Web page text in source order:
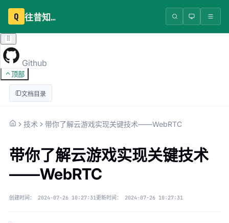
Q 往昔知识库
Github
顶部
文档目录
技术 带你了解云游戏实现关键技术——WebRTC
带你了解云游戏实现关键技术
——WebRTC
创建时间： 2024-07-26 10:27:31更新时间： 2024-07-26 10:27:31